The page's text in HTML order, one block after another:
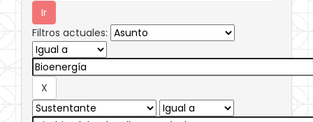
Filtros actuales: